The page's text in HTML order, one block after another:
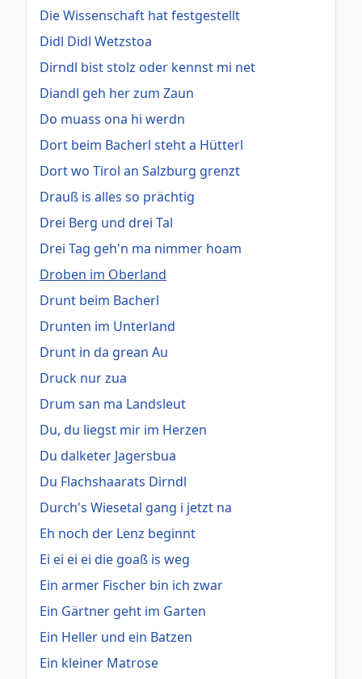
Die Wissenschaft hat festgestellt
Didl Didl Wetzstoa
Dirndl bist stolz oder kennst mi net
Diandl geh her zum Zaun
Do muass ona hi werdn
Dort beim Bacherl steht a Hütterl
Dort wo Tirol an Salzburg grenzt
Drauß is alles so prächtig
Drei Berg und drei Tal
Drei Tag geh'n ma nimmer hoam
Droben im Oberland
Drunt beim Bacherl
Drunten im Unterland
Drunt in da grean Au
Druck nur zua
Drum san ma Landsleut
Du, du liegst mir im Herzen
Du dalketer Jagersbua
Du Flachshaarats Dirndl
Durch's Wiesetal gang i jetzt na
Eh noch der Lenz beginnt
Ei ei ei ei die goaß is weg
Ein armer Fischer bin ich zwar
Ein Gärtner geht im Garten
Ein Heller und ein Batzen
Ein kleiner Matrose